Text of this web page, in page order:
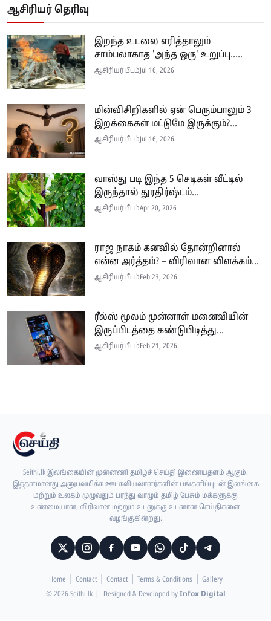
ஆசிரியர் தெரிவு
இறந்த உடலை எரித்தாலும்
சாம்பலாகாத 'அந்த ஒரு' உறுப்பு.....
ஆசிரியர் பீடம்Jul 16, 2026
மின்விசிறிகளில் ஏன் பெரும்பாலும் 3
இறக்கைகள் மட்டுமே இருக்கும்?...
ஆசிரியர் பீடம்Jul 16, 2026
வாஸ்து படி இந்த 5 செடிகள் வீட்டில்
இருந்தால் துரதிர்ஷ்டம்...
ஆசிரியர் பீடம்Apr 20, 2026
ராஜ நாகம் கனவில் தோன்றினால்
என்ன அர்த்தம்? – விரிவான விளக்கம்...
ஆசிரியர் பீடம்Feb 23, 2026
ரீல்ஸ் மூலம் முன்னாள் மனைவியின்
இருப்பிடத்தை கண்டுபிடித்து...
ஆசிரியர் பீடம்Feb 21, 2026
Seithi.lk இலங்கையின் முன்னணி தமிழ்ச் செய்தி இணையதளம் ஆகும்.
இத்தளமானது அனுபவமிக்க ஊடகவியலாளர்களின் பங்களிப்புடன் இலங்கை
மற்றும் உலகம் முழுவதும் பரந்து வாழும் தமிழ் பேசும் மக்களுக்கு
உண்மையான, விரிவான மற்றும் உடனுக்கு உடனான செய்திகளை
வழங்குகின்றது.
Home Contact Contact Terms & Conditions
Gallery
© 2026 Seithi.lk
Designed & Developed by Infox Digital